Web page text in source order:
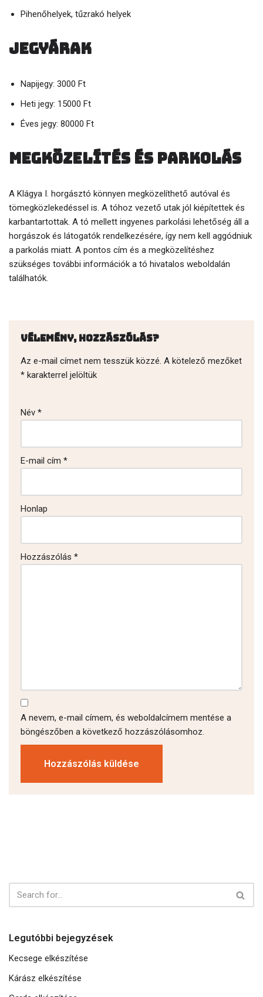
Pihenőhelyek, tűzrakó helyek
Jegyárak
Napijegy: 3000 Ft
Heti jegy: 15000 Ft
Éves jegy: 80000 Ft
Megközelítés és parkolás
A Klágya I. horgásztó könnyen megközelíthető autóval és
tömegközlekedéssel is. A tóhoz vezető utak jól kiépítettek és
karbantartottak. A tó mellett ingyenes parkolási lehetőség áll a
horgászok és látogatók rendelkezésére, így nem kell aggódniuk
a parkolás miatt. A pontos cím és a megközelítéshez
szükséges további információk a tó hivatalos weboldalán
találhatók.
Vélemény, hozzászólás?
Az e-mail címet nem tesszük közzé. A kötelező mezőket
* karakterrel jelöltük
Név *
E-mail cím *
Honlap
Hozzászólás *
A nevem, e-mail címem, és weboldalcímem mentése a
böngészőben a következő hozzászólásomhoz.
Legutóbbi bejegyzések
Kecsege elkészítése
Kárász elkészítése